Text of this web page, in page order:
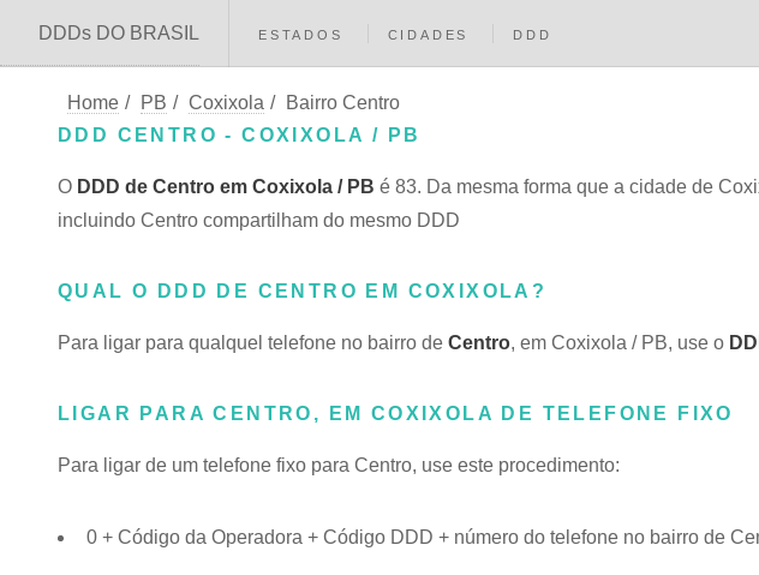
DDDs DO BRASIL ESTADOS CIDADES DDD
Home / PB / Coxixola /
Bairro Centro
DDD CENTRO - COXIXOLA / PB
O DDD de Centro em Coxixola / PB é 83. Da mesma forma que a cidade de
incluindo Centro compartilham do mesmo DDD
QUAL O DDD DE CENTRO EM COXIXOLA?
Para ligar para qualquel telefone no bairro de Centro, em Coxixola / PB, use o
LIGAR PARA CENTRO, EM COXIXOLA DE TELEFONE FIXO
Para ligar de um telefone fixo para Centro, use este procedimento:
0 + Código da Operadora + Código DDD + número do telefone no bairro de